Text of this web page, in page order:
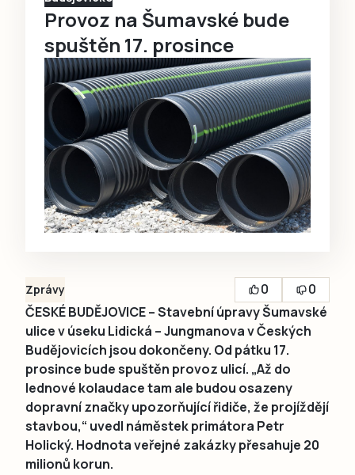
Provoz na Šumavské bude
spuštěn 17. prosince
Zprávy 0
0
ČESKÉ BUDĚJOVICE – Stavební úpravy Šumavské
ulice v úseku Lidická – Jungmanova v Českých
Budějovicích jsou dokončeny. Od pátku 17.
prosince bude spuštěn provoz ulicí. „Až do
lednové kolaudace tam ale budou osazeny
dopravní značky upozorňující řidiče, že projíždějí
stavbou,“ uvedl náměstek primátora Petr
Holický. Hodnota veřejné zakázky přesahuje 20
milionů korun.